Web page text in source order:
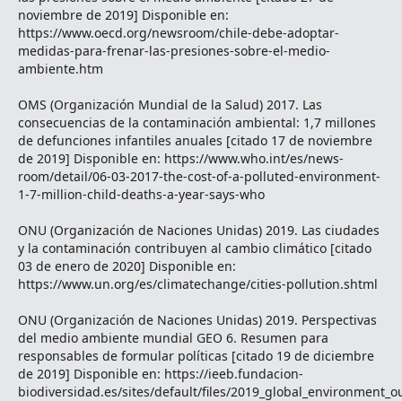
noviembre de 2019] Disponible en:
https://www.oecd.org/newsroom/chile-debe-adoptar-
medidas-para-frenar-las-presiones-sobre-el-medio-
ambiente.htm
OMS (Organización Mundial de la Salud) 2017. Las
consecuencias de la contaminación ambiental: 1,7 millones
de defunciones infantiles anuales [citado 17 de noviembre
de 2019] Disponible en: https://www.who.int/es/news-
room/detail/06-03-2017-the-cost-of-a-polluted-environment-
1-7-million-child-deaths-a-year-says-who
ONU (Organización de Naciones Unidas) 2019. Las ciudades
y la contaminación contribuyen al cambio climático [citado
03 de enero de 2020] Disponible en:
https://www.un.org/es/climatechange/cities-pollution.shtml
ONU (Organización de Naciones Unidas) 2019. Perspectivas
del medio ambiente mundial GEO 6. Resumen para
responsables de formular políticas [citado 19 de diciembre
de 2019] Disponible en: https://ieeb.fundacion-
biodiversidad.es/sites/default/files/